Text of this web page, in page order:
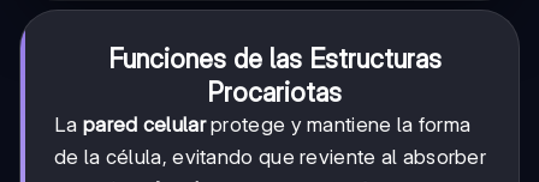
Funciones de las Estructuras
Procariotas
La pared celularprotege y mantiene la forma
de la célula, evitando que reviente al absorber